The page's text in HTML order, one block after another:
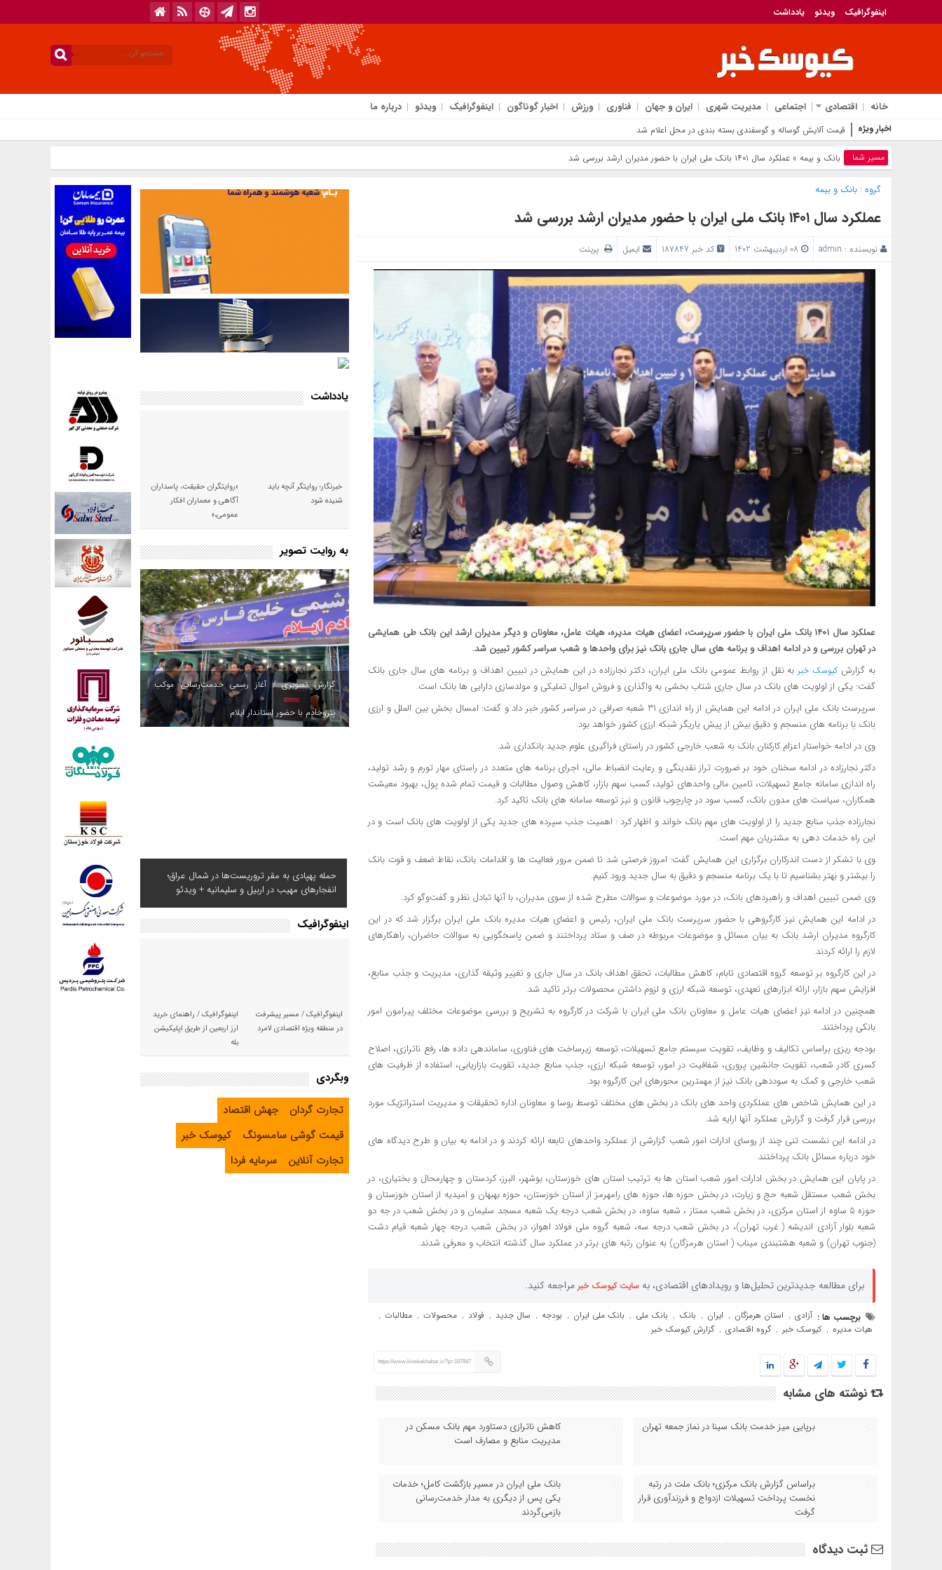
اینفوگرافیک ویدئو یادداشت
خانه اقتصادی اجتماعی مدیریت شهری ایران و جهان فناوری ورزش اخبار گوناگون اینفوگرافیک ویدئو درباره ما
اخبار ویژه قیمت آلایش گوسال
مسیر شما بانک‌ و بیمه » عملکرد سال ۱۴۰۱ بانک ملی ایران با حضور مدیران ارشد بررسی شد
گروه :بانک‌ و بیمه
عملکرد سال ۱۴۰۱ بانک ملی ایران با حضور مدیران ارشد بررسی شد
نویسنده : admin کد خبر 187847 ایمیل پرینت
عملکرد سال ۱۴۰۱ بانک ملی ایران با حضور سرپرست، اعضای هیات مدیره، هیات عامل، معاونان و دیگر مدیران ارشد این بانک طی همایشی
در تهران بررسی و در ادامه اهداف و برنامه های سال جاری بانک نیز برای واحدها و شعب سراسر کشور تبیین شد.
به گزارش کیوسک خبر به نقل از روابط عمومی بانک ملی ایران، دکتر نجارزاده در این همایش در تبیین اهداف و برنامه های سال جاری بانک
گفت: یکی از اولویت های بانک در سال جاری شتاب بخشی به واگذاری و فروش اموال تملیکی و مولدسازی دارایی ها بانک است.
سرپرست بانک ملی ایران در ادامه این همایش از راه اندازی ۳۱ شعبه صرافی در سراسر کشور خبر داد و گفت: امسال بخش بین الملل و ارزی
بانک با برنامه های منسجم و دقیق بیش از پیش یاریگر شبکه ارزی کشور خواهد بود.
وی در ادامه خواستار اعزام کارکنان بانک به شعب خارجی کشور در راستای فراگیری علوم جدید بانکداری شد.
دکتر نجارزاده در ادامه سخنان خود بر ضرورت تراز نقدینگی و رعایت انضباط مالی، اجرای برنامه های متعدد در راستای مهار تورم و رشد تولید،
راه اندازی سامانه جامع تسهیلات، تامین مالی واحدهای تولید، کسب سهم بازار، کاهش وصول مطالبات و قیمت تمام شده پول، بهبود معیشت
همکاران، سیاست های مدون بانک، کسب سود در چارچوب قانون و نیز توسعه سامانه های بانک تاکید کرد.
نجارزاده جذب منابع جدید را از اولویت های مهم بانک خواند و اظهار کرد : اهمیت جذب سپرده های جدید یکی از اولویت های بانک است و در
این راه خدمات دهی به مشتریان مهم است.
وی با تشکر از دست اندرکاران برگزاری این همایش گفت: امروز فرصتی شد تا ضمن مرور فعالیت ها و اقدامات بانک، نقاط ضعف و قوت بانک
را بیشتر و بهتر بشناسیم تا با یک برنامه منسجم و دقیق به سال جدید ورود کنیم.
وی ضمن تبیین اهداف و راهبردهای بانک، در مورد موضوعات و سوالات مطرح شده از سوی مدیران، با آنها تبادل نظر و گفت‌وگو کرد.
در ادامه این همایش نیز کارگروهی با حضور سرپرست بانک ملی ایران، رئیس و اعضای هیات مدیره بانک ملی ایران برگزار شد که در این
کارگروه مدیران ارشد بانک به بیان مسائل و موضوعات مربوطه در صف و ستاد پرداختند و ضمن پاسخگویی به سوالات حاضران، راهکارهای
لازم را ارائه کردند.
در این کارگروه بر توسعه گروه اقتصادی تابام، کاهش مطالبات، تحقق اهداف بانک در سال جاری و تغییر وثیقه گذاری، مدیریت و جذب منابع،
افزایش سهم بازار، ارائه ابزارهای تعهدی، توسعه شبکه ارزی و لزوم داشتن محصولات برتر تاکید شد.
همچنین در ادامه نیز اعضای هیات عامل و معاونان بانک ملی ایران با شرکت در کارگروه به تشریح و بررسی موضوعات مختلف پیرامون امور
بانکی پرداختند.
بودجه ریزی براساس تکالیف و وظایف، تقویت سیستم جامع تسهیلات، توسعه زیرساخت های فناوری، ساماندهی داده ها، رفع ناترازی، اصلاح
کسری کادر شعب، تقویت جانشین پروری، شفافیت در امور، توسعه شبکه ارزی، جذب منابع جدید، تقویت بازاریابی، استفاده از ظرفیت های
شعب خارجی و کمک به سوددهی بانک نیز از مهمترین محورهای این کارگروه بود.
در این همایش شاخص های عملکردی واحد های بانک در بخش های مختلف توسط روسا و معاونان اداره تحقیقات و مدیریت استراتژیک مورد
بررسی قرار گرفت و گزارش عملکرد آنها ارایه شد.
در ادامه این نشست تنی چند از روسای ادارات امور شعب گزارشی از عملکرد واحدهای تابعه ارائه کردند و در ادامه به بیان و طرح دیدگاه های
خود درباره مسائل بانک پرداختند.
در پایان این همایش در بخش ادارات امور شعب استان ها به ترتیب استان های خوزستان، بوشهر، البرز، کردستان و چهارمحال و بختیاری، در
بخش شعب مستقل شعبه حج و زیارت، در بخش حوزه ها، حوزه های رامهرمز از استان خوزستان، حوزه بهبهان و امیدیه از استان خوزستان و
حوزه ۵ ساوه از استان مرکزی، در بخش شعب ممتاز ، شعبه ساوه، در بخش شعب درجه یک شعبه مسجد سلیمان و در بخش شعب در جه دو
شعبه بلوار آزادی اندیشه ( غرب تهران)، در بخش شعب درجه سه، شعبه گروه ملی فولاد اهواز، در بخش شعب درجه چهار شعبه قیام دشت
(جنوب تهران) و شعبه هشتبندی میناب ( استان هرمزگان) به عنوان رتبه های برتر در عملکرد سال گذشته انتخاب و معرفی شدند.
برای مطالعه جدیدترین تحلیل‌ها و رویدادهای اقتصادی، به سایت کیوسک خبر مراجعه کنید.
برچسب ها : آزادی , استان هرمزگان , ایران , بانک , بانک ملی , بانک ملی ایران , بودجه , سال جدید , فولاد , محصولات , مطالبات ,
هیات مدیره , کیوسک خبر , گروه اقتصادی , گزارش کیوسک خبر
https://www.kioskekhabar.ir/?p=187847
نوشته های مشابه
برپایی میز خدمت بانک سینا در نماز جمعه تهران
کاهش ناترازی دستاورد مهم بانک مسکن در
مدیریت منابع و مصارف است
براساس گزارش بانک مرکزی؛ بانک ملت در رتبه
نخست پرداخت تسهیلات ازدواج و فرزندآوری قرار
گرفت
بانک ملی ایران در مسیر بازگشت کامل؛ خدمات
یکی پس از دیگری به مدار خدمت‌رسانی
بازمی‌گردند
ثبت دیدگاه
یادداشت
خبرنگار؛ روایتگر آنچه باید
شنیده شود
«روایتگران حقیقت، پاسداران
آگاهی و معماران افکار
عمومی،»
به روایت تصویر
گزارش تصویری / آغاز رسمی خدمت‌رسانی موکب
پتروخادم با حضور استاندار ایلام
حمله پهپادی به مقر تروریست‌ها در شمال عراق؛
انفجارهای مهیب در اربیل و سلیمانیه + ویدئو
اینفوگرافیک
اینفوگرافیک / مسیر پیشرفت
در منطقه ویژه اقتصادی لامرد
اینفوگرافیک / راهنمای خرید
ارز اربعین از طریق اپلیکیشن
بله
وبگردی
تجارت گردان
جهش اقتصاد
قیمت گوشی سامسونگ
کیوسک خبر
تجارت آنلاین
سرمایه فردا